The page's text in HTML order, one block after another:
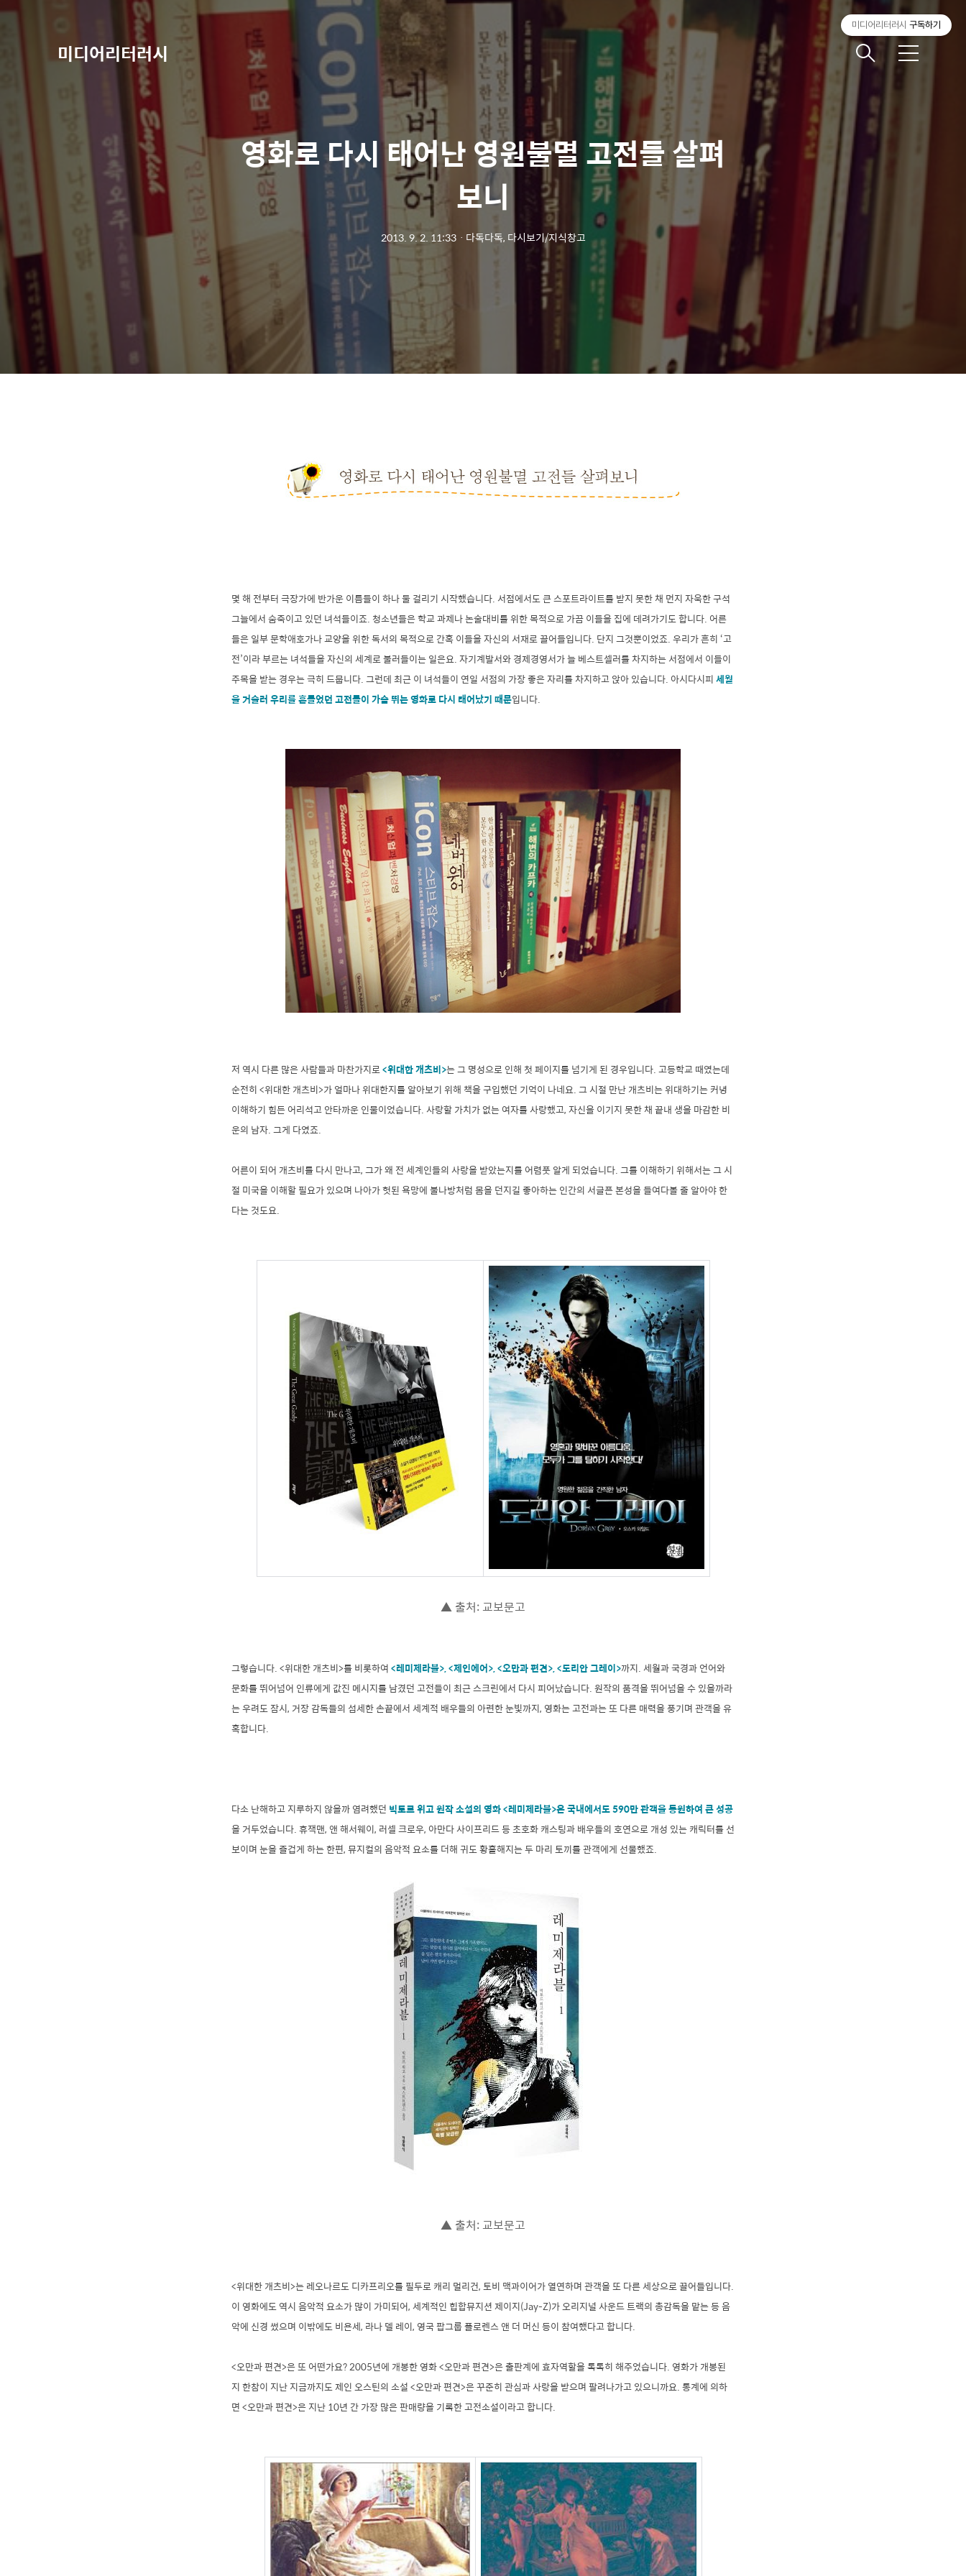
미디어리터러시 메
영화로 다시 태어난 영원불멸 고전들 살펴
보니
2013. 9. 2. 11:33ㆍ 다독다독, 다시보기/지식창고
몇 해 전부터 극장가에 반가운 이름들이 하나 둘 걸리기 시작했습니다. 서점에서도 큰 스포트라이트를 받지 못한 채 먼지 자욱한 구석
그늘에서 숨죽이고 있던 녀석들이죠. 청소년들은 학교 과제나 논술대비를 위한 목적으로 가끔 이들을 집에 데려가기도 합니다. 어른
들은 일부 문학애호가나 교양을 위한 독서의 목적으로 간혹 이들을 자신의 서재로 끌어들입니다. 단지 그것뿐이었죠. 우리가 흔히 ‘고
전’이라 부르는 녀석들을 자신의 세계로 불러들이는 일은요. 자기계발서와 경제경영서가 늘 베스트셀러를 차지하는 서점에서 이들이
주목을 받는 경우는 극히 드뭅니다. 그런데 최근 이 녀석들이 연일 서점의 가장 좋은 자리를 차지하고 앉아 있습니다. 아시다시피세월
을 거슬러 우리를 흔들었던 고전들이 가슴 뛰는 영화로 다시 태어났기 때문입니다.
저 역시 다른 많은 사람들과 마찬가지로<위대한 개츠비>는 그 명성으로 인해 첫 페이지를 넘기게 된 경우입니다. 고등학교 때였는데
순전히 <위대한 개츠비>가 얼마나 위대한지를 알아보기 위해 책을 구입했던 기억이 나네요. 그 시절 만난 개츠비는 위대하기는 커녕
이해하기 힘든 어리석고 안타까운 인물이었습니다. 사랑할 가치가 없는 여자를 사랑했고, 자신을 이기지 못한 채 끝내 생을 마감한 비
운의 남자. 그게 다였죠.
어른이 되어 개츠비를 다시 만나고, 그가 왜 전 세계인들의 사랑을 받았는지를 어렴풋 알게 되었습니다. 그를 이해하기 위해서는 그 시
절 미국을 이해할 필요가 있으며 나아가 헛된 욕망에 불나방처럼 몸을 던지길 좋아하는 인간의 서글픈 본성을 들여다볼 줄 알아야 한
다는 것도요.
▲ 출처: 교보문고
그렇습니다. <위대한 개츠비>를 비롯하여<레미제라블>, <제인에어>, <오만과 편견>, <도리안 그레이>까지. 세월과 국경과 언어와
문화를 뛰어넘어 인류에게 값진 메시지를 남겼던 고전들이 최근 스크린에서 다시 피어났습니다. 원작의 품격을 뛰어넘을 수 있을까라
는 우려도 잠시, 거장 감독들의 섬세한 손끝에서 세계적 배우들의 아련한 눈빛까지, 영화는 고전과는 또 다른 매력을 풍기며 관객을 유
혹합니다.
다소 난해하고 지루하지 않을까 염려했던 빅토르 위고 원작 소설의 영화 <레미제라블>은국내에서도 590만 관객을 동원하여 큰 성공
을 거두었습니다. 휴잭맨, 앤 해서웨이, 러셀 크로우, 아만다 사이프리드 등 초호화 캐스팅과 배우들의 호연으로 개성 있는 캐릭터를 선
보이며 눈을 즐겁게 하는 한편, 뮤지컬의 음악적 요소를 더해 귀도 황홀해지는 두 마리 토끼를 관객에게 선물했죠.
▲ 출처: 교보문고
<위대한 개츠비>는 레오나르도 디카프리오를 필두로 캐리 멀리건, 토비 맥과이어가 열연하며 관객을 또 다른 세상으로 끌어들입니다.
이 영화에도 역시 음악적 요소가 많이 가미되어, 세계적인 힙합뮤지션 제이지(Jay-Z)가 오리지널 사운드 트랙의 총감독을 맡는 등 음
악에 신경 썼으며 이밖에도 비욘세, 라나 델 레이, 영국 팝그룹 플로렌스 앤 더 머신 등이 참여했다고 합니다.
<오만과 편견>은 또 어떤가요? 2005년에 개봉한 영화 <오만과 편견>은 출판계에 효자역할을 톡톡히 해주었습니다. 영화가 개봉된
지 한참이 지난 지금까지도 제인 오스틴의 소설 <오만과 편견>은 꾸준히 관심과 사랑을 받으며 팔려나가고 있으니까요. 통계에 의하
면 <오만과 편견>은 지난 10년 간 가장 많은 판매량을 기록한 고전소설이라고 합니다.
미디어리터러시 구독하기